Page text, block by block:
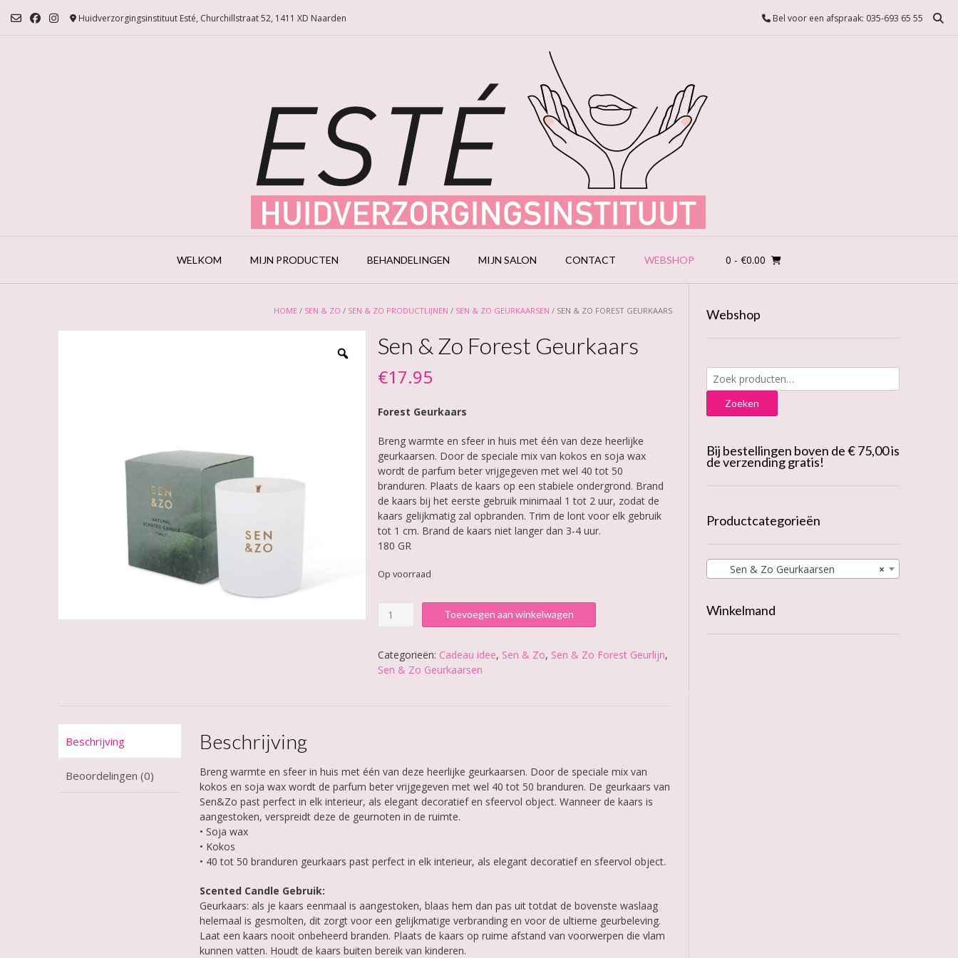
naar
Huidverzorgingsinstituut Esté, Churchillstraat 52, 1411 XD Naarden Bel voor een afspraak: 035-693 65 55
WELKOM MIJN PRODUCTEN BEHANDELINGEN MIJN SALON CONTACT WEBSHOP 0 - €0.00
HOME / SEN & ZO / SEN & ZO PRODUCTLIJNEN / SEN & ZO GEURKAARSEN / SEN & ZO FOREST GEURKAARS
Sen & Zo Forest Geurkaars
€17.95
Forest Geurkaars
Breng warmte en sfeer in huis met één van deze heerlijke
geurkaarsen. Door de speciale mix van kokos en soja wax
wordt de parfum beter vrijgegeven met wel 40 tot 50
branduren. Plaats de kaars op een stabiele ondergrond. Brand
de kaars bij het eerste gebruik minimaal 1 tot 2 uur, zodat de
kaars gelijkmatig zal opbranden. Trim de lont voor elk gebruik
tot 1 cm. Brand de kaars niet langer dan 3-4 uur.
180 GR
Op voorraad
Sen
Forest
Geurkaars
Toevoegen aan winkelwagen
Categorieën: Cadeau idee, Sen & Zo, Sen & Zo Forest Geurlijn,
Sen & Zo Geurkaarsen
Beschrijving
Beoordelingen (0)
Beschrijving
Breng warmte en sfeer in huis met één van deze heerlijke geurkaarsen. Door de speciale mix van
kokos en soja wax wordt de parfum beter vrijgegeven met wel 40 tot 50 branduren. De geurkaars van
Sen&Zo past perfect in elk interieur, als elegant decoratief en sfeervol object. Wanneer de kaars is
aangestoken, verspreidt deze de geurnoten in de ruimte.
• Soja wax
• Kokos
• 40 tot 50 branduren geurkaars past perfect in elk interieur, als elegant decoratief en sfeervol object.
Scented Candle Gebruik:
Geurkaars: als je kaars eenmaal is aangestoken, blaas hem dan pas uit totdat de bovenste waslaag
helemaal is gesmolten, dit zorgt voor een gelijkmatige verbranding en voor de ultieme geurbeleving.
Laat een kaars nooit onbeheerd branden. Plaats de kaars op ruime afstand van voorwerpen die vlam
kunnen vatten. Houdt de kaars buiten bereik van kinderen.
Webshop
Zoeken
naar:
Zoeken
Bij bestellingen boven de € 75,00 is
de verzending gratis!
Productcategorieën
×
Sen & Zo Geurkaarsen
Winkelmand